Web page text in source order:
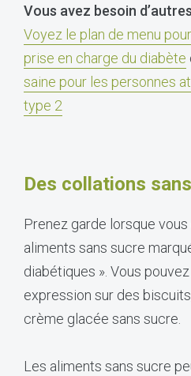
Vous avez besoin
Voyez le plan de menu
prise en charge du diabète
saine pour les personnes
type 2
Des collations
Prenez garde lorsque
aliments sans sucre
diabétiques ». Vous
expression sur des
crème glacée sans sucre.
Les aliments sans sucre